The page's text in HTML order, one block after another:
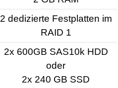
2 dedizierte Festplatten im
RAID 1
2x 600GB SAS10k HDD
oder
2x 240 GB SSD